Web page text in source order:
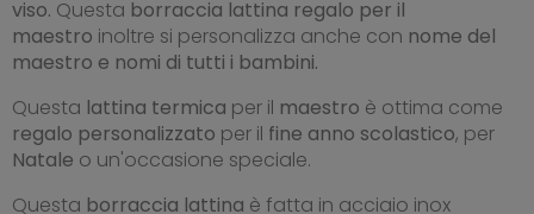
viso. Questa borraccia lattina regalo per il
maestro inoltre si personalizza anche con nome del
maestro e nomi di tutti i bambini.
Questa lattina termica per il maestro è ottima come
regalo personalizzato per il fine anno scolastico, per
Natale o un'occasione speciale.
Questa borraccia lattina è fatta in acciaio inox